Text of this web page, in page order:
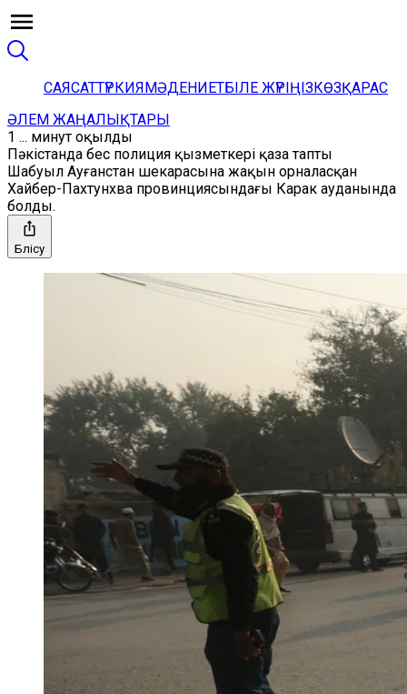
САЯСАТТҮРКИЯМӘДЕНИЕТБІЛЕ ЖҮРІҢІЗКӨЗҚАРАС
ӘЛЕМ ЖАҢАЛЫҚТАРЫ
1 ... минут оқылды
Пәкістанда бес полиция қызметкері қаза тапты
Шабуыл Ауғанстан шекарасына жақын орналасқан
Хайбер-Пахтунхва провинциясындағы Карак ауданында
болды.
Бөлісу